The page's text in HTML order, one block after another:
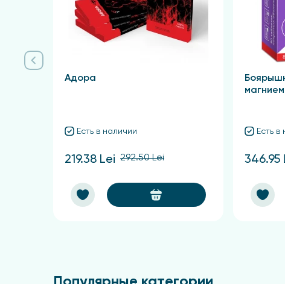
Адора
Есть в наличии
219.38 Lei 292.50 Lei
магнием
Есть в
346.95